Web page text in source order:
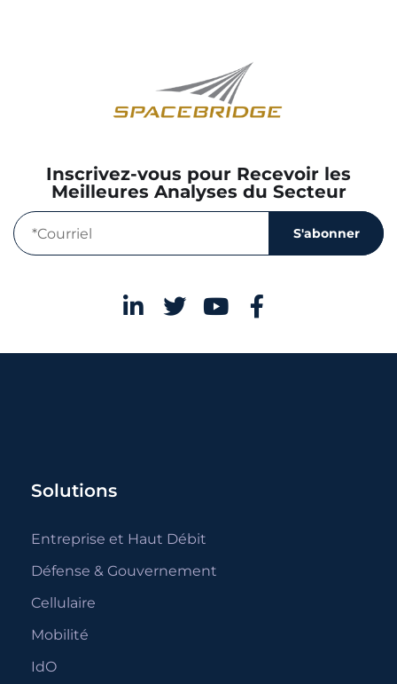
Inscrivez-vous pour Recevoir les
Meilleures Analyses du Secteur
S'abonner
Solutions
Entreprise et Haut Débit
Défense & Gouvernement
Cellulaire
Mobilité
IdO